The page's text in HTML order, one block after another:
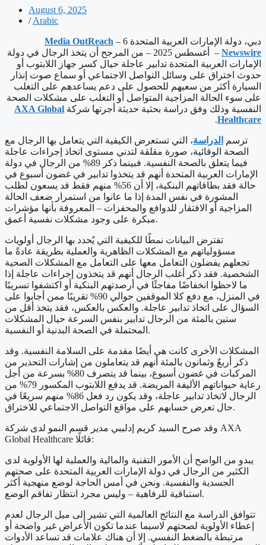
August 6, 2025
/ Arabic
دبي، دولة الإمارات العربية المتحدة 6 –
Media OutReach
Newswire
– أغسطس 2025 – من المرجح أن يتخذ الرجال في دولة
الإمارات العربية المتحدة تدابير عاجلة حيال كسر جهاز اللابتوب أو
حدوث اختراق على وسائل التواصل الاجتماعي أو سماع صوت إنذار
السيارة أكثر من سعيهم للحصول على دعم يساعدهم على التغلب
على سوء الحالة المزاجية المتواصل أو التغلب على مشكلات الصحة
النفسية وذلك وفق دراسة بحثية حديثة أجرتها شركة AXA Global
Healthcare
.
ترسم الدراسة، التي تستعرض الكيفية التي يتعامل بها الرجال مع
الصحة الوقائية، صورة مقلقة لتدني مستوى اتخاذ إجراءات عاجلة
فيما يتعلق بالصحة النفسية. فبينما ذكر 89% من الرجال في دولة
الإمارات العربية المتحدة أنهم قد يتخذوا تدابير في غضون أسبوع في
حالة فقد بطاقاتهم البنكية، إلا أن 56% منهم فقط قد يسعون لطلب
المشورة في نفس المدة إذا ما عانوا من استمرار ضعف الحالة
المزاجية أو الافتقار للدوافع والمحفزات – المعروفة بأنها مؤشرات
مبكرة على وجود مشكلات نفسية أعمق.
تفترض البيانات نمطًا للكيفية التي يُحدد بها الرجال أولويات
مسؤولياتهم مع المشكلات الظاهرية والعملية بطريقة عادةً ما
تجعلهم يفضلون التعامل معها على التعامل مع المشكلات الصحية
الشخصية. فقد ذكر أغلب الرجال أنهم قد يتخذون إجراءات عاجلة إذا
ما لاحظوا انخفاضًا مفاجئًا في أرصدتهم البنكية أو اكتشفوا تسريبًا
في المنزل، مع دفع كلا الموقفين حوالي 90% تقريبًا ممن أجابوا على
السؤال على اتخاذ تدابير عاجلة. والعكس بالعكس، فقد يتخذ أقل من
ستين بالمئة من الرجال تدابير بنفس السرعة حيال المشكلات
المحتملة في الصحة البدنية أو النفسية.
المشكلات الأخرى كانت هي أيضًا مقدمة على السلامة النفسية. وقد
ذكر أربعٌ وثمانون بالمئة أنهم قد يتعاملون من إشارات التحذير من
المركبات في غضون أسبوع، بينما قد يتصرف 80% بسرعة من أجل
رعاية حيواناتهم الأليفة المريضة. قد يدفع اللابتوب المكسور 79% من
الرجال لاتخاذ تدابير عاجلة، وقد يكون رد فعل 86% منهم سريعًا في
حال تعرض حسابهم على مواقع التواصل الاجتماعي للاختراق.
وقد صرح السيد كريم إدليبي مدير قسم النمو لدى شركة AXA
Global Healthcare قائلًا:
يبدو من الواضح أن الأمور التقنية والمالية والعملية لها الأولوية لدى
الكثير من الرجال في دولة الإمارات العربية المتحدة على صحتهم
الجسدية والنفسية. ونحن في أمس الحاجة لوضع منهجية أكثر
استباقية للرفاهية – وليس مجرد انتظار تفاقم الوضع.
تتوافق الدراسة مع النتائج العالمية التي تشير إلى ميل الرجال لعدم
إعطاء الأولوية لصحتهم لاسيما عندما تكون الأعراض غير واضحة أو
مرتبطة بالضغط النفسي. إلا أن هناك علامات قد تساعد الأدوات